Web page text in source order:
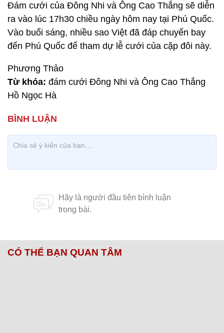
Đám cưới của Đông Nhi và Ông Cao Thắng sẽ diễn
ra vào lúc 17h30 chiều ngày hôm nay tại Phú Quốc.
Vào buổi sáng, nhiều sao Việt đã đáp chuyến bay
đến Phú Quốc để tham dự lễ cưới của cặp đôi này.
Phương Thảo
Từ khóa: đám cưới Đông Nhi và Ông Cao Thắng
Hồ Ngọc Hà
CÓ THỂ BẠN QUAN TÂM